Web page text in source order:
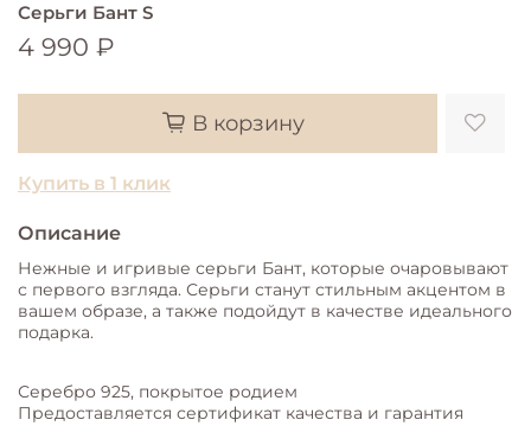
Серьги Бант S
4 990 ₽
В корзину
Купить в 1 клик
Описание
Нежные и игривые серьги Бант, которые очаровывают
с первого взгляда. Серьги станут стильным акцентом в
вашем образе, а также подойдут в качестве идеального
подарка.
Серебро 925, покрытое родием
Предоставляется сертификат качества и гарантия